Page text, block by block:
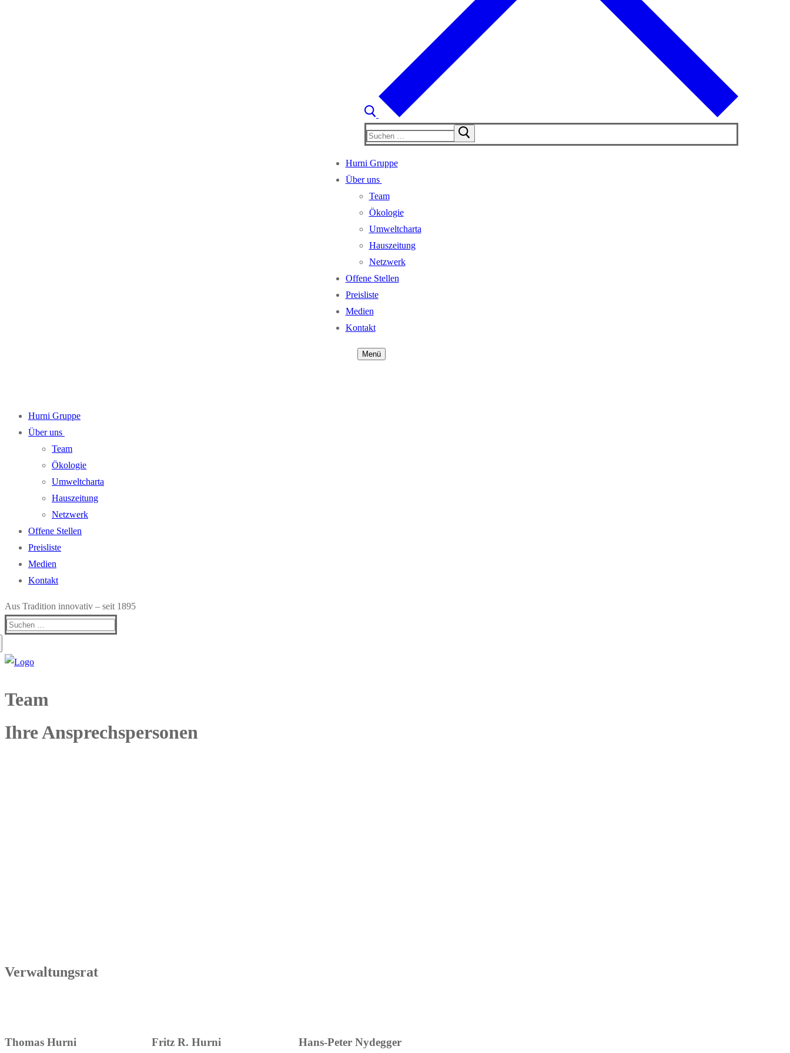
Suchen
nach:
Hurni Gruppe
Über uns
Team
Ökologie
Umweltcharta
Hauszeitung
Netzwerk
Offene Stellen
Preisliste
Medien
Kontakt
Menü
Hurni Gruppe
Über uns
Team
Ökologie
Umweltcharta
Hauszeitung
Netzwerk
Offene Stellen
Preisliste
Medien
Kontakt
Aus Tradition innovativ – seit 1895
Suchen
Team
Ihre Ansprechspersonen
Verwaltungsrat
Thomas Hurni Fritz R. Hurni Hans-Peter Nydegger